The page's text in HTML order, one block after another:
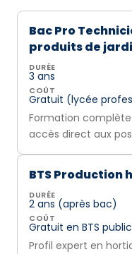
Bac Pro
produits de
DURÉE
3 ans
COÛT
Gratuit (lycée
Formation
accès direct aux
BTS Production
DURÉE
2 ans (après bac)
COÛT
Gratuit en BTS
Profil expert en